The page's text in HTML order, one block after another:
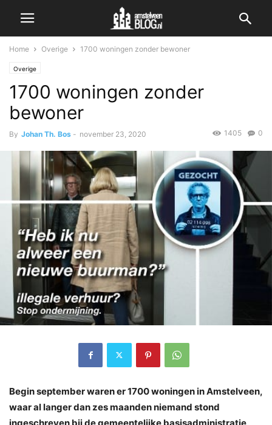
Home Overige 1700 woningen zonder bewoner
Overige
1700 woningen zonder
bewoner
By Johan Th. Bos - november 23, 2020 0
1405
Begin september waren er 1700 woningen in Amstelveen,
waar al langer dan zes maanden niemand stond